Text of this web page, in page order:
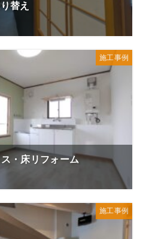
替え
施工事例
・床リフォーム
施工事例